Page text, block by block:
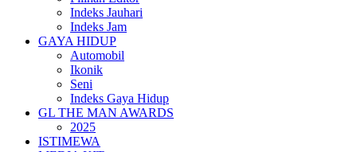
Indeks Jauhari
Indeks Jam
GAYA HIDUP
Automobil
Ikonik
Seni
Indeks Gaya Hidup
GL THE MAN AWARDS
2025
ISTIMEWA